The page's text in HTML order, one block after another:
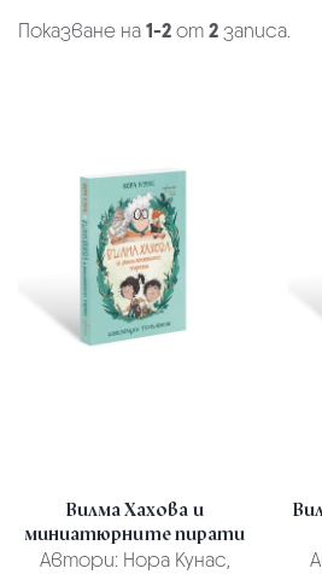
Показване на1-2от2записа.
Вилма Хахова и
миниатюрните пирати
Автори: Нора Кунас,